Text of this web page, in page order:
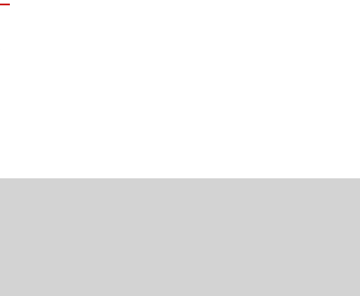
বন্যা নিয়ন্ত্রণ বাঁধ